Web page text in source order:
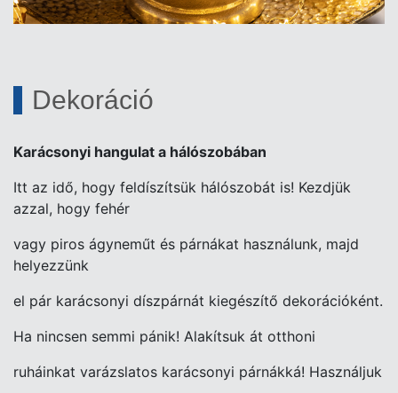
Dekoráció
Karácsonyi hangulat a hálószobában
Itt az idő, hogy feldíszítsük hálószobát is! Kezdjük
azzal, hogy fehér
vagy piros ágyneműt és párnákat használunk, majd
helyezzünk
el pár karácsonyi díszpárnát kiegészítő dekorációként.
Ha nincsen semmi pánik! Alakítsuk át otthoni
ruháinkat varázslatos karácsonyi párnákká! Használjuk